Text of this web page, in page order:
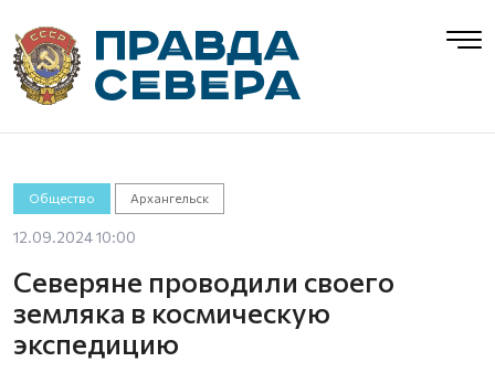
Общество Архангельск
12.09.2024 10:00
Северяне проводили своего
земляка в космическую
экспедицию